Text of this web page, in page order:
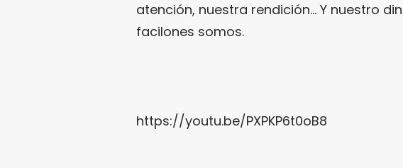
atención, nuestra rendición… Y nuestro
facilones somos.
https://youtu.be/PXPKP6t0oB8